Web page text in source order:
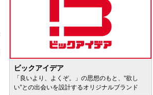
ビックアイデア
「良いより、よくぞ。」の思想のもと、“欲し
い”との出会いを設計するオリジナルブランド